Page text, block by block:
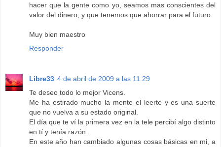
hacer que la gente como yo, seamos mas conscientes del
valor del dinero, y que tenemos que ahorrar para el futuro.
Muy bien maestro
Responder
Libre33 4 de abril de 2009 a las 11:29
Te deseo todo lo mejor Vicens.
Me ha estirado mucho la mente el leerte y es una suerte
que no vuelva a su estado original.
El día que te ví la primera vez en la tele percibí algo distinto
en tí y tenía razón.
En este año han cambiado algunas cosas básicas en mi, a